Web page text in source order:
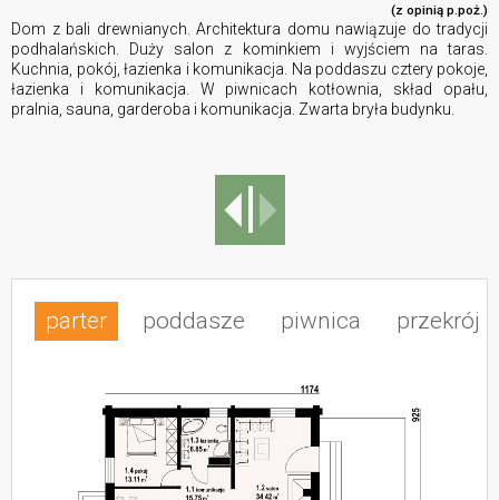
(z opinią p.poż.)
Dom z bali drewnianych. Architektura domu nawiązuje do tradycji
podhalańskich. Duży salon z kominkiem i wyjściem na taras.
Kuchnia, pokój, łazienka i komunikacja. Na poddaszu cztery pokoje,
łazienka i komunikacja. W piwnicach kotłownia, skład opału,
pralnia, sauna, garderoba i komunikacja. Zwarta bryła budynku.
parter poddasze piwnica przekrój